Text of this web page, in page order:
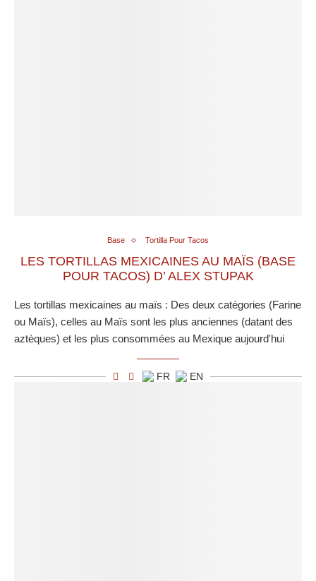
Base Tortilla Pour Tacos
LES TORTILLAS MEXICAINES AU MAÏS (BASE
POUR TACOS) D’ ALEX STUPAK
Les tortillas mexicaines au maïs : Des deux catégories (Farine
ou Maïs), celles au Maïs sont les plus anciennes (datant des
aztèques) et les plus consommées au Mexique aujourd'hui
FR EN